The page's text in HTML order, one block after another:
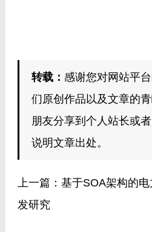
转载： 感谢您对网站平
们原创作品以及文章的
朋友分享到个人站长或
说明文章出处。
上一篇： 基于SOA架构的
发研究